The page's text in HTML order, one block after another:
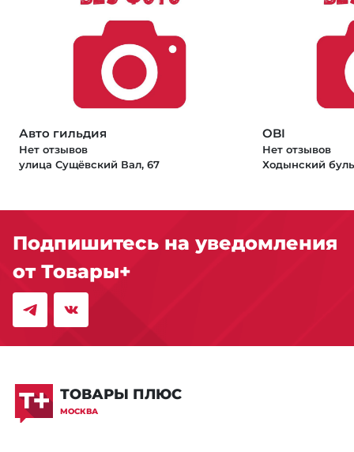
Авто гильдия
Нет отзывов
улица Сущёвский Вал, 67
OBI
Нет отзывов
Ходынский
Подпишитесь на уведомления
от Товары+
ТОВАРЫ ПЛЮС
МОСКВА